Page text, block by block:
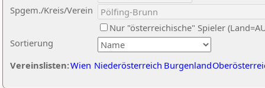
Sortierung
Spgem./Kreis/Verein
Nur "österreichische" Spieler
Vereinslisten:Wien Niederösterreich Burgenland